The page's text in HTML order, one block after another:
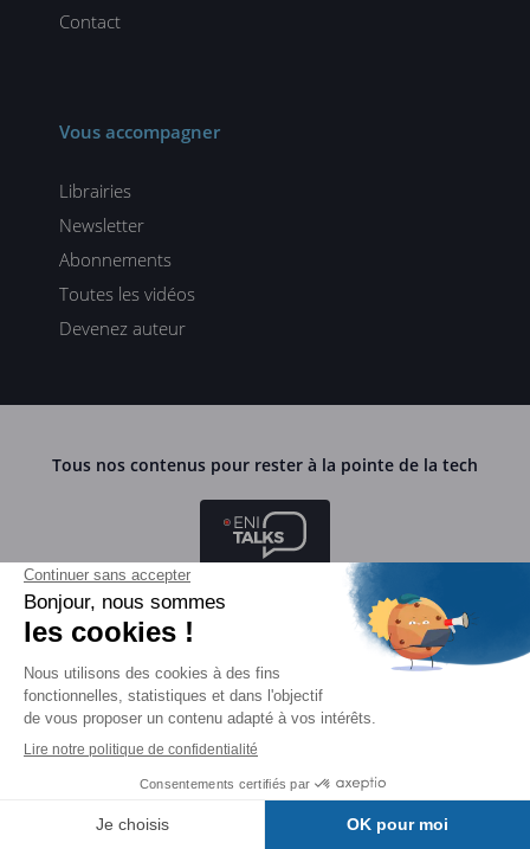
Contact
Vous accompagner
Librairies
Newsletter
Abonnements
Toutes les vidéos
Devenez auteur
Tous nos contenus pour rester à la pointe de la tech
Webinaires ENI TALKS
Podcast HORIZONS TECH BY ENI